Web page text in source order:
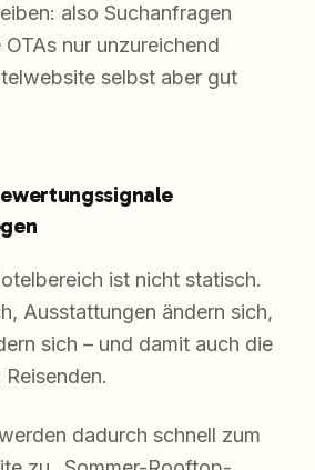
also Suchanfragen
nur unzureichend
selbst aber gut
ist nicht statisch.
Ausstattungen ändern sich,
sich – und damit auch die
dadurch schnell zum